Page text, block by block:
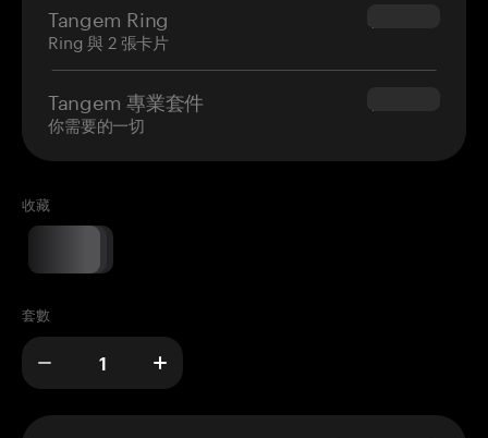
Tangem Ring
Ring 與 2 張卡片
$160.00
Tangem 專業套件
你需要的一切
$180.00
收藏
套數